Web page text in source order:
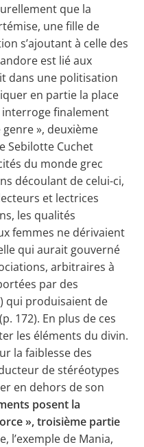
que la
une fille de
s’ajoutant à celle des
est lié aux
dans une politisation
en partie la place
interroge finalement
», deuxième
Sebilotte Cuchet
du monde grec
découlant de celui-ci,
et lectrices
les qualités
femmes ne dérivaient
qui aurait gouverné
arbitraires à
par des
qui produisaient de
172). En plus de ces
les éléments du divin.
la faiblesse des
de stéréotypes
en dehors de son
posent la
», troisième partie
l’exemple de Mania,